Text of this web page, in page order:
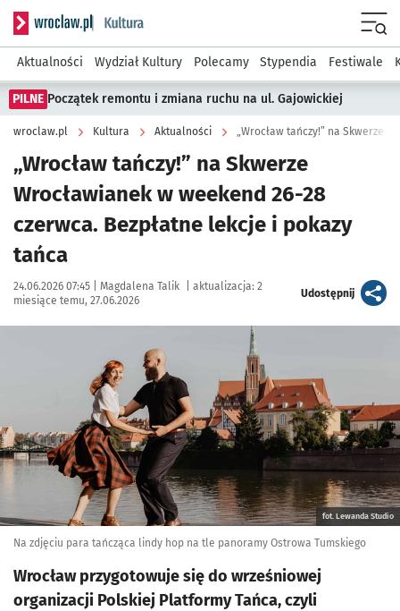
Serwis informacyjny wroclaw.pl podserwis: Kultura
Aktualności Wydział Kultury Polecamy Stypendia Festiwale
PILNE Początek remontu i zmiana ruchu na ul. Gajowickiej
wroclaw.pl Kultura Aktualności „Wrocław tańczy!” na Skwerze
„Wrocław tańczy!” na Skwerze
Wrocławianek w weekend 26-28
czerwca. Bezpłatne lekcje i pokazy
tańca
Data publikacji:
24.06.2026 07:45 | Autor:
Magdalena Talik aktualizacja: 2
miesiące temu, 27.06.2026
Udostępnijartykuł
fot. Lewanda Studio
Na zdjęciu para tańcząca lindy hop na tle panoramy Ostrowa Tumskiego
Wrocław przygotowuje się do wrześniowej
organizacji Polskiej Platformy Tańca, czyli